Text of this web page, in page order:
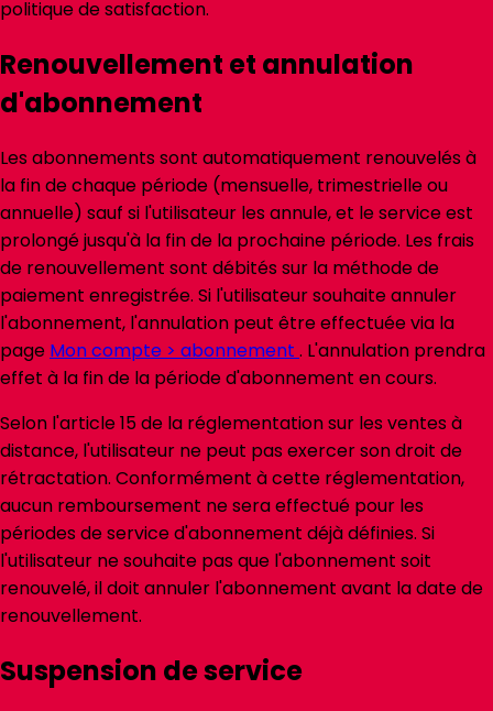
politique de satisfaction.
Renouvellement et annulation
d'abonnement
Les abonnements sont automatiquement renouvelés à
la fin de chaque période (mensuelle, trimestrielle ou
annuelle) sauf si l'utilisateur les annule, et le service est
prolongé jusqu'à la fin de la prochaine période. Les frais
de renouvellement sont débités sur la méthode de
paiement enregistrée. Si l'utilisateur souhaite annuler
l'abonnement, l'annulation peut être effectuée via la
page Mon compte > abonnement . L'annulation prendra
effet à la fin de la période d'abonnement en cours.
Selon l'article 15 de la réglementation sur les ventes à
distance, l'utilisateur ne peut pas exercer son droit de
rétractation. Conformément à cette réglementation,
aucun remboursement ne sera effectué pour les
périodes de service d'abonnement déjà définies. Si
l'utilisateur ne souhaite pas que l'abonnement soit
renouvelé, il doit annuler l'abonnement avant la date de
renouvellement.
Suspension de service